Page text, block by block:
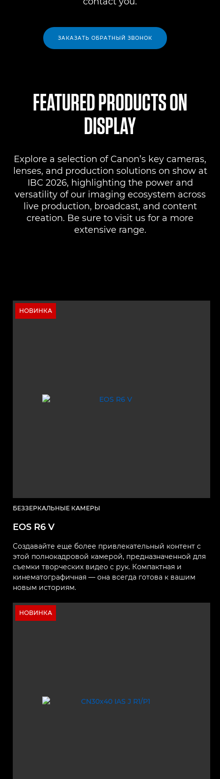
ЗАКАЗАТЬ ОБРАТНЫЙ ЗВОНОК
FEATURED PRODUCTS ON
DISPLAY
Explore a selection of Canon’s key cameras,
lenses, and production solutions on show at
IBC 2026, highlighting the power and
versatility of our imaging ecosystem across
live production, broadcast, and content
creation. Be sure to visit us for a more
extensive range.
НОВИНКА
БЕЗЗЕРКАЛЬНЫЕ КАМЕРЫ
EOS R6 V
Создавайте еще более привлекательный контент с
этой полнокадровой камерой, предназначенной для
съемки творческих видео с рук. Компактная и
кинематографичная — она всегда готова к вашим
новым историям.
НОВИНКА